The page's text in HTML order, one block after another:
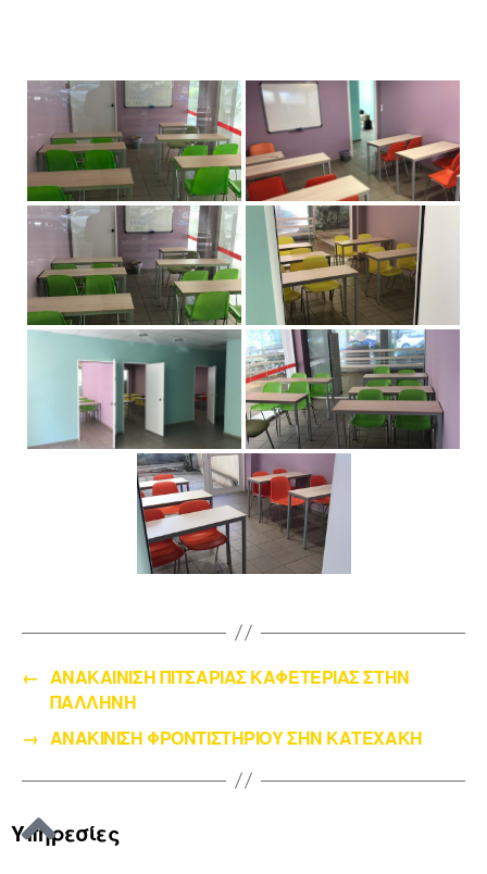
← ΑΝΑΚΑΙΝΙΣΗ ΠΙΤΣΑΡΙΑΣ ΚΑΦΕΤΕΡΙΑΣ ΣΤΗΝ
ΠΑΛΛΗΝΗ
→ ΑΝΑΚΙΝΙΣΗ ΦΡΟΝΤΙΣΤΗΡΙΟΥ ΣΗΝ ΚΑΤΕΧΑΚΗ
Υπηρεσίες